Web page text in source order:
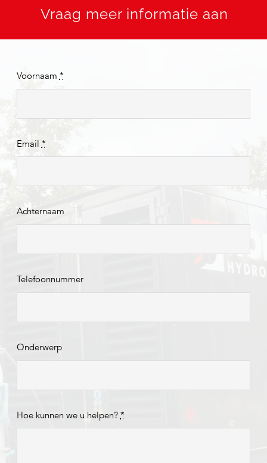
Vraag meer informatie aan
Voornaam *
Email *
Achternaam
Telefoonnummer
Onderwerp
Hoe kunnen we u helpen? *